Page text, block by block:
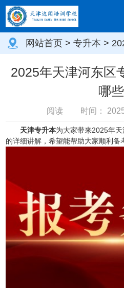
网站首页 > 专升本 >
考条件有哪些?
2025年天津河东区
哪
阅读 时间：
天津专升本为大家带来2025年
的详细讲解，希望能帮助大家顺利备